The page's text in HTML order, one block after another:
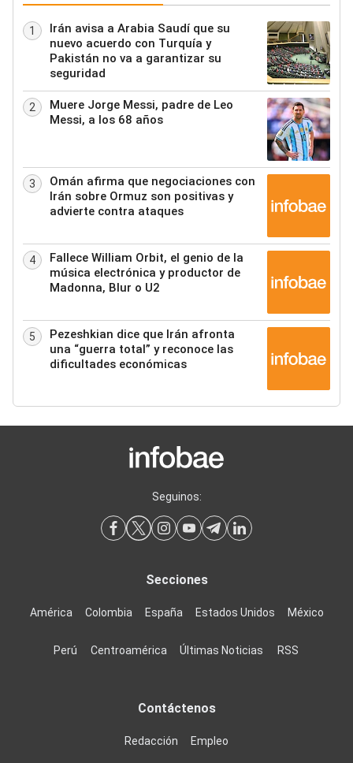
1
Irán avisa a Arabia Saudí que su
nuevo acuerdo con Turquía y
Pakistán no va a garantizar su
seguridad
2
Muere Jorge Messi, padre de Leo
Messi, a los 68 años
3
Omán afirma que negociaciones con
Irán sobre Ormuz son positivas y
advierte contra ataques
4
Fallece William Orbit, el genio de la
música electrónica y productor de
Madonna, Blur o U2
5
Pezeshkian dice que Irán afronta
una “guerra total” y reconoce las
dificultades económicas
Seguinos:
Secciones
América Colombia España Estados Unidos México
Perú Centroamérica Últimas Noticias RSS
Contáctenos
Redacción Empleo